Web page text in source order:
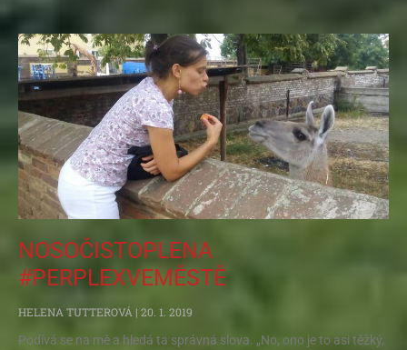
NOSOČISTOPLENA
#PERPLEXVEMĚSTĚ
HELENA TUTTEROVÁ
20. 1. 2019
Podívá se na mě a hledá ta správná slova. „No, ono je to asi těžký,